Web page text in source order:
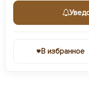
В избранное